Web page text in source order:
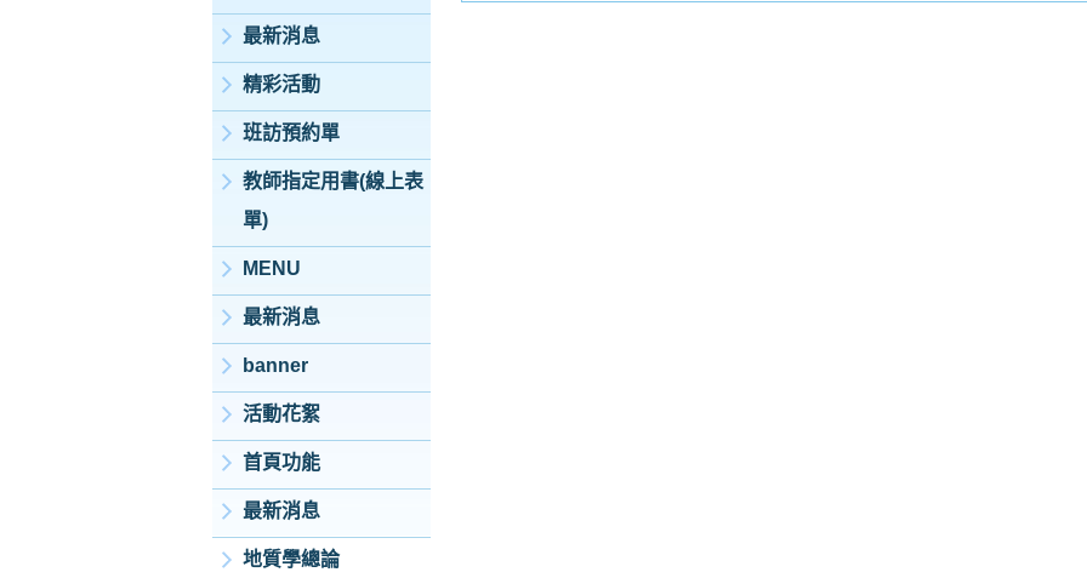
最新消息
精彩活動
班訪預約單
教師指定用書(線上表
單)
MENU
最新消息
banner
活動花絮
首頁功能
最新消息
地質學總論